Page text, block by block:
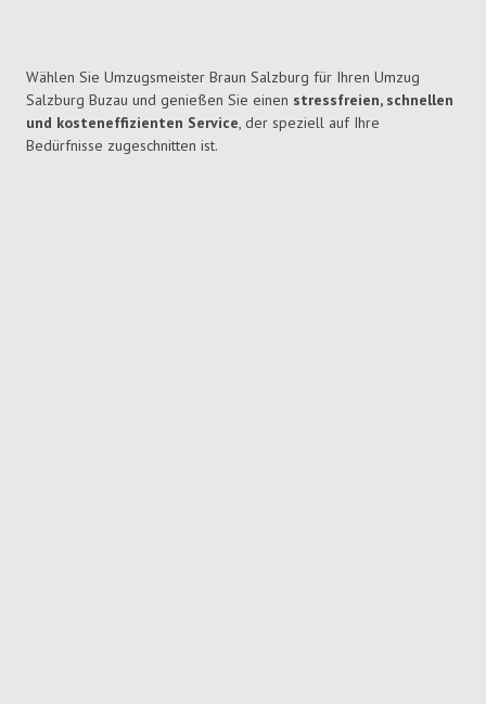
Wählen Sie Umzugsmeister Braun Salzburg für Ihren Umzug
Salzburg Buzau und genießen Sie einen stressfreien, schnellen
und kosteneffizienten Service, der speziell auf Ihre
Bedürfnisse zugeschnitten ist.